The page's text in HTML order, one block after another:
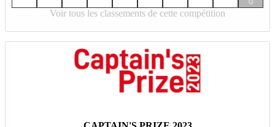
Voir tous les classements de cette compétition